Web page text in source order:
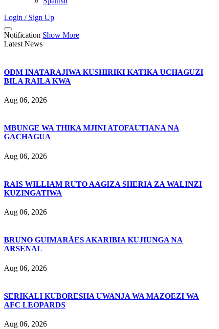
Login / Sign Up
Notification Show More
Latest News
ODM INATARAJIWA KUSHIRIKI KATIKA UCHAGUZI
BILA RAILA KWA
Aug 06, 2026
MBUNGE WA THIKA MJINI ATOFAUTIANA NA
GACHAGUA
Aug 06, 2026
RAIS WILLIAM RUTO AAGIZA SHERIA ZA WALINZI
KUZINGATIWA
Aug 06, 2026
BRUNO GUIMARÃES AKARIBIA KUJIUNGA NA
ARSENAL
Aug 06, 2026
SERIKALI KUBORESHA UWANJA WA MAZOEZI WA
AFC LEOPARDS
Aug 06, 2026